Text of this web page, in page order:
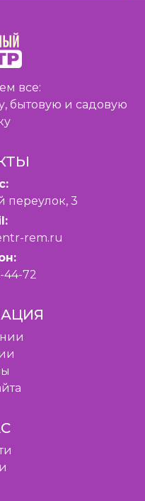
все:
бытовую и садовую
переулок, 3
rem.ru
44-72